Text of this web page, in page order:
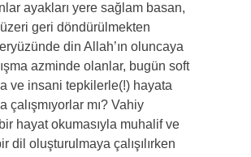
ayakları yere sağlam basan,
geri döndürülmekten
din Allah’ın oluncaya
azminde olanlar, bugün soft
ve insani tepkilerle(!) hayata
çalışmıyorlar mı? Vahiy
hayat okumasıyla muhalif ve
dil oluşturulmaya çalışılırken